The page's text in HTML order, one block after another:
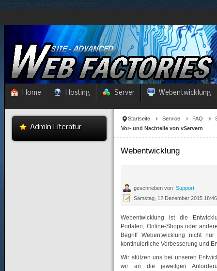
/*====== google reCaptcha ======*/
Home Hosting Server Webentwicklung
Startseite Service FAQ
Vor- und Nachteile von vServern
Webentwicklung
geschrieben vonSupport
Samstag, 12 Dezember 2015 18:46
Webentwicklung ist die
Portalen, Online-Shops oder
Begriff Webentwicklung nicht
kontinuierliche Verbesserung und
Wir stützen uns bei unseren
wir an die jeweilgen
Admin Literatur